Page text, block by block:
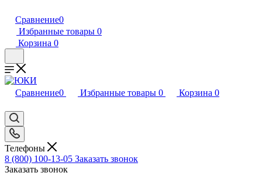
Сравнение0
Избранные товары 0
Корзина 0
Сравнение0 Избранные товары 0 Корзина 0
Телефоны
8 (800) 100-13-05 Заказать звонок
Заказать звонок